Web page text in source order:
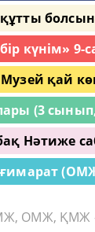
күнім» 9-
қай
(3
Нәтиже
ғимарат
ОМЖ, ҚМЖ -